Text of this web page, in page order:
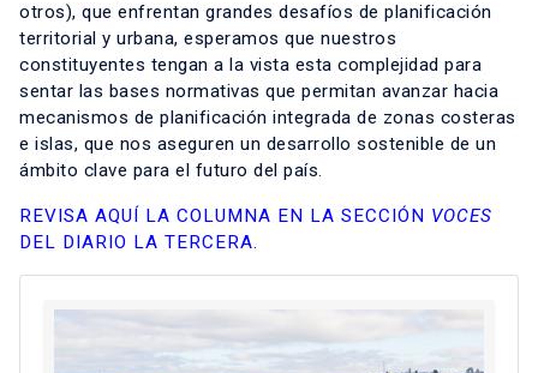
otros), que enfrentan grandes desafíos de planificación
territorial y urbana, esperamos que nuestros
constituyentes tengan a la vista esta complejidad para
sentar las bases normativas que permitan avanzar hacia
mecanismos de planificación integrada de zonas costeras
e islas, que nos aseguren un desarrollo sostenible de un
ámbito clave para el futuro del país.
REVISA AQUÍ LA COLUMNA EN LA SECCIÓN VOCES
DEL DIARIO LA TERCERA.